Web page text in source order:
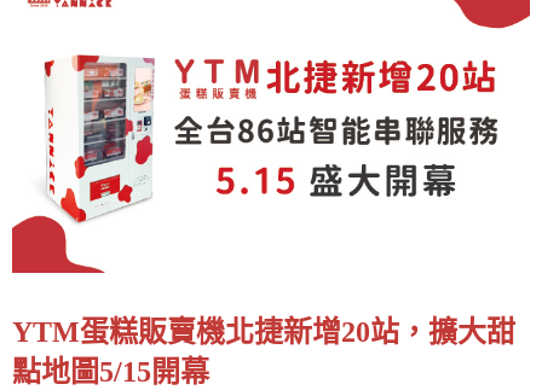
YTM蛋糕販賣機北捷新增20站，擴大甜
點地圖5/15開幕